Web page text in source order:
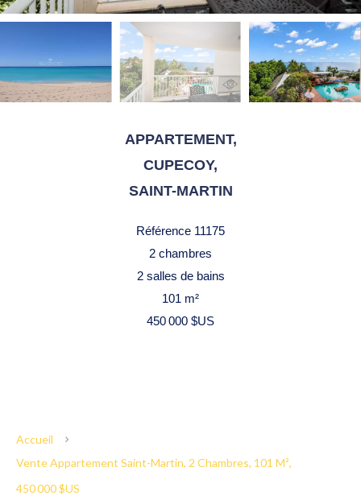
APPARTEMENT,
CUPECOY,
SAINT-MARTIN
Référence 11175
2 chambres
2 salles de bains
101 m²
450 000 $US
Accueil
Vente Appartement Saint-Martin, 2 Chambres, 101 M²,
450 000 $US